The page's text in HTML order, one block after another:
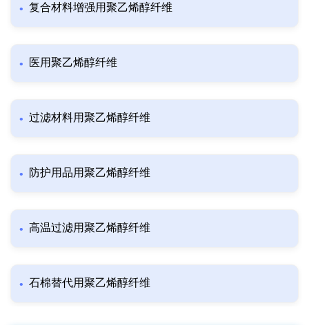
复合材料增强用聚乙烯醇纤维
医用聚乙烯醇纤维
过滤材料用聚乙烯醇纤维
防护用品用聚乙烯醇纤维
高温过滤用聚乙烯醇纤维
石棉替代用聚乙烯醇纤维